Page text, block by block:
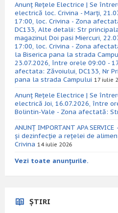
Anunț Rețele Electrice | Se
electrică loc. Crivina - Marți,
17:00, loc. Crivina - Zona
DC133, Alte detalii: Str
magazinul Doi pasi Miercuri,
17:00, loc. Crivina - Zona
la Biserica pana la strada
23.07.2026, între orele 09:00 -
afectata: Zăvoiului, DC133, Nr
pana la strada Campului 17 iulie
Anunț Rețele Electrice | Se
electrică Joi, 16.07.2026, între
Bolintin-Vale - Zona afectată:
ANUNȚ IMPORTANT APA
și dezinfecție a rețelei de
Crivina 14 iulie 2026
Vezi toate anunțurile.
ȘTIRI